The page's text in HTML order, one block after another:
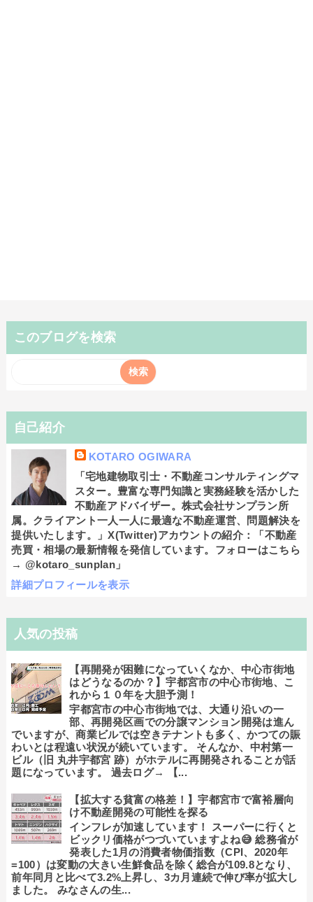
このブログを検索
自己紹介
KOTARO OGIWARA
「宅地建物取引士・不動産コンサルティングマ
スター。豊富な専門知識と実務経験を活かした
不動産アドバイザー。株式会社サンプラン所
属。クライアント一人一人に最適な不動産運営、問題解決を
提供いたします。」X(Twitter)アカウントの紹介：「不動産
売買・相場の最新情報を発信しています。フォローはこちら
→ @kotaro_sunplan」
詳細プロフィールを表示
人気の投稿
【再開発が困難になっていくなか、中心市街地
はどうなるのか？】宇都宮市の中心市街地、こ
れから１０年を大胆予測！
宇都宮市の中心市街地では、大通り沿いの一
部、再開発区画での分譲マンション開発は進ん
でいますが、商業ビルでは空きテナントも多く、かつての賑
わいとは程遠い状況が続いています。 そんなか、中村第一
ビル（旧 丸井宇都宮 跡）がホテルに再開発されることが話
題になっています。 過去ログ→ 【...
【拡大する貧富の格差！】宇都宮市で富裕層向
け不動産開発の可能性を探る
インフレが加速しています！ スーパーに行くと
ビックリ価格がつづいていますよね😅 総務省が
発表した1月の消費者物価指数（CPI、2020年
=100）は変動の大きい生鮮食品を除く総合が109.8となり、
前年同月と比べて3.2%上昇し、3カ月連続で伸び率が拡大し
ました。 みなさんの生...